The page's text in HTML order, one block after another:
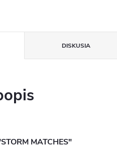
DISKUSIA
MATCHES"